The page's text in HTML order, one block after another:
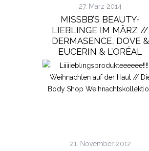
27. März 2014
MISSBB’S BEAUTY-
LIEBLINGE IM MÄRZ //
DERMASENCE, DOVE &
EUCERIN & L’ORÉAL
21. November 2012
f
: